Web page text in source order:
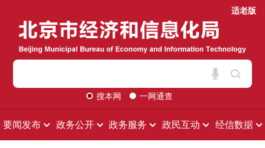
适老版
搜本网 一网通查
要闻发布 政务公开 政务服务 政民互动 经信数据